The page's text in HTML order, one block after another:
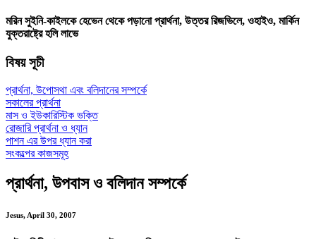
মরিন সুইনি-কাইলকে হেভেন থেকে পড়ানো প্রার্থনা, উত্তর রিজভিলে, ওহাইও, মার্কিন
যুক্তরাষ্ট্রে হলি লাভে
বিষয় সূচী
প্রার্থনা, উপোসথা এবং বলিদানের সম্পর্কে
সকালের প্রার্থনা
মাস ও ইউকারিস্টিক ভক্তি
রোজারি প্রার্থনা ও ধ্যান
পাশন এর উপর ধ্যান করা
সংকল্পের কাজসমূহ
প্রার্থনা, উপবাস ও বলিদান সম্পর্কে
Jesus, April 30, 2007